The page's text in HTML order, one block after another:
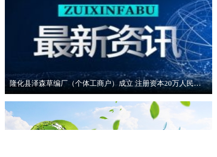
隆化县泽森草编厂（个体工商户）成立 注册资本20万人民币-精选